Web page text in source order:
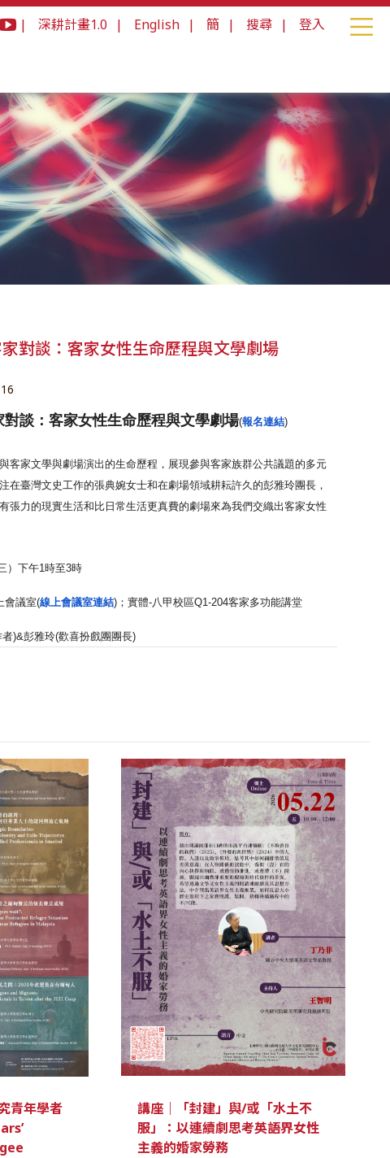
| 深耕計畫1.0 | English | 簡 | 搜尋 | 登入
對談：客家女性生命歷程與文學劇場
談：客家女性生命歷程與文學劇場(報名連結)
客家文學與劇場演出的生命歷程， 展現參與客家族群公共議題的多元
在臺灣文史工作的張典婉女士和在劇場領域耕耘許久的彭雅玲團長，
張力的現實生活和比日常生活更真費的劇場來為我們交織出客家女性
）下午1時至3時
會議室(線上會議室連結)；實體-八甲校區Q1-204客家多功能講堂
)&彭雅玲(歡喜扮戲團團長)
青年學者
講座｜「封建」與/或「水土不
服」：以連續劇思考英語界女性
主義的婚家勞務